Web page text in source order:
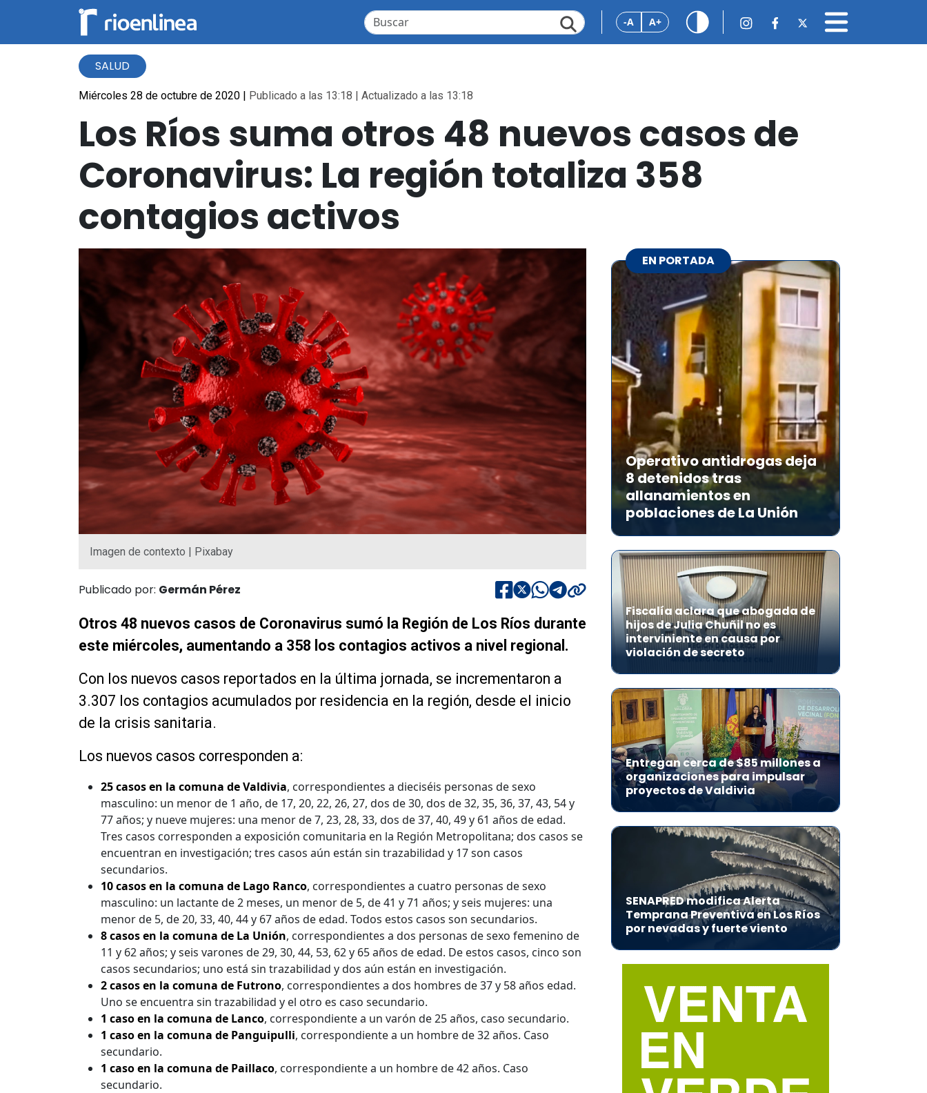
-A A+
SALUD
Miércoles 28 de octubre de 2020 | Publicado a las 13:18 | Actualizado a las 13:18
Los Ríos suma otros 48 nuevos casos de
Coronavirus: La región totaliza 358
contagios activos
Imagen de contexto | Pixabay
Publicado por: Germán Pérez
Otros 48 nuevos casos de Coronavirus sumó la Región de Los Ríos durante
este miércoles, aumentando a 358 los contagios activos a nivel regional.
Con los nuevos casos reportados en la última jornada, se incrementaron a
3.307 los contagios acumulados por residencia en la región, desde el inicio
de la crisis sanitaria.
Los nuevos casos corresponden a:
25 casos en la comuna de Valdivia, correspondientes a dieciséis personas de sexo
masculino: un menor de 1 año, de 17, 20, 22, 26, 27, dos de 30, dos de 32, 35, 36, 37, 43, 54 y
77 años; y nueve mujeres: una menor de 7, 23, 28, 33, dos de 37, 40, 49 y 61 años de edad.
Tres casos corresponden a exposición comunitaria en la Región Metropolitana; dos casos se
encuentran en investigación; tres casos aún están sin trazabilidad y 17 son casos
secundarios.
10 casos en la comuna de Lago Ranco, correspondientes a cuatro personas de sexo
masculino: un lactante de 2 meses, un menor de 5, de 41 y 71 años; y seis mujeres: una
menor de 5, de 20, 33, 40, 44 y 67 años de edad. Todos estos casos son secundarios.
8 casos en la comuna de La Unión, correspondientes a dos personas de sexo femenino de
11 y 62 años; y seis varones de 29, 30, 44, 53, 62 y 65 años de edad. De estos casos, cinco son
casos secundarios; uno está sin trazabilidad y dos aún están en investigación.
2 casos en la comuna de Futrono, correspondientes a dos hombres de 37 y 58 años edad.
Uno se encuentra sin trazabilidad y el otro es caso secundario.
1 caso en la comuna de Lanco, correspondiente a un varón de 25 años, caso secundario.
1 caso en la comuna de Panguipulli, correspondiente a un hombre de 32 años. Caso
secundario.
1 caso en la comuna de Paillaco, correspondiente a un hombre de 42 años. Caso
secundario.
EN PORTADA
Operativo antidrogas deja
8 detenidos tras
allanamientos en
poblaciones de La Unión
Fiscalía aclara que abogada de
hijos de Julia Chuñil no es
interviniente en causa por
violación de secreto
Entregan cerca de $85 millones a
organizaciones para impulsar
proyectos de Valdivia
SENAPRED modifica Alerta
Temprana Preventiva en Los Ríos
por nevadas y fuerte viento